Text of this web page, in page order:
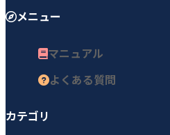
メニュー
マニュアル
よくある質問
カテゴリ